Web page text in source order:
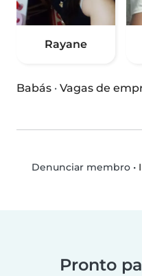
Rayane
Babás · Vagas de
Denunciar membro•
Pronto